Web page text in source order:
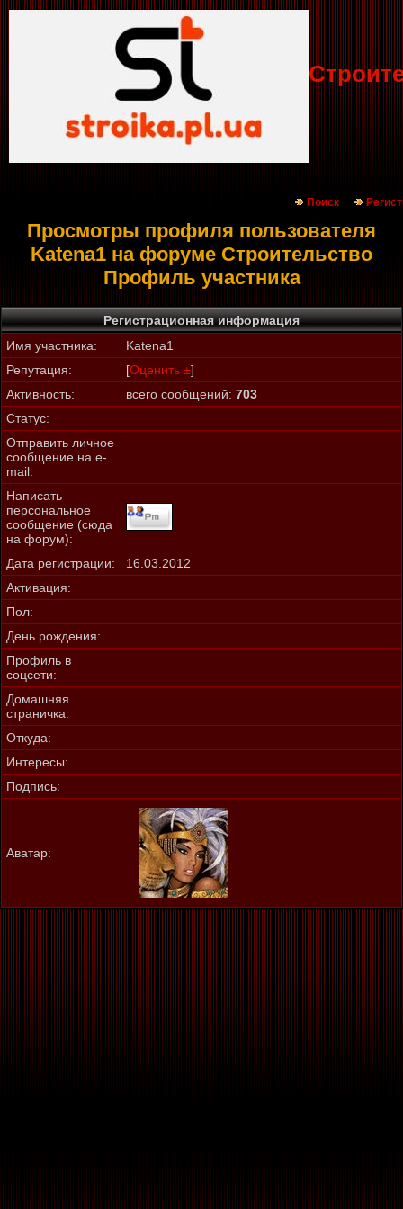
Поиск
Просмотры профиля пользователя
Katena1 на форуме Строительство
Профиль участника
Регистрационная информация
Имя участника:
Katena1
Репутация:
[Оценить ±]
Активность:
всего сообщений: 703
Статус:
Отправить личное
сообщение на e-
mail:
Написать
персональное
сообщение (сюда
на форум):
Дата регистрации:
16.03.2012
Активация:
Пол:
День рождения:
Профиль в
соцсети:
Домашняя
страничка:
Откуда:
Интересы:
Подпись:
Аватар: